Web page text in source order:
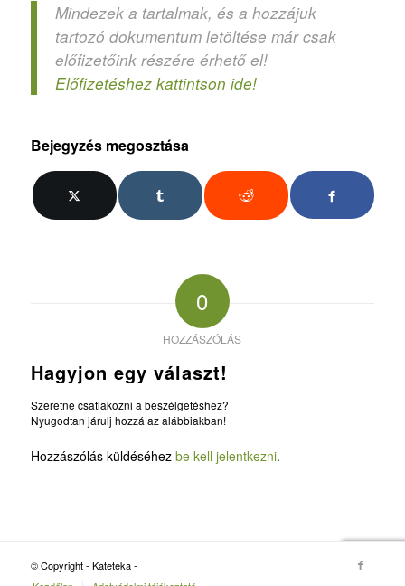
Mindezek a tartalmak, és a hozzájuk
tartozó dokumentum letöltése már csak
előfizetőink részére érhető el!
Előfizetéshez kattintson ide!
Bejegyzés megosztása
0
HOZZÁSZÓLÁS
Hagyjon egy választ!
Szeretne csatlakozni a beszélgetéshez?
Nyugodtan járulj hozzá az alábbiakban!
Hozzászólás küldéséhez be kell jelentkezni.
© Copyright - Kateteka -